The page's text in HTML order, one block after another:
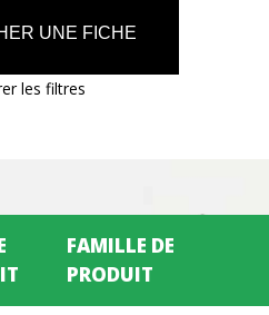
UNE FICHE
les filtres
FAMILLE DE
PRODUIT